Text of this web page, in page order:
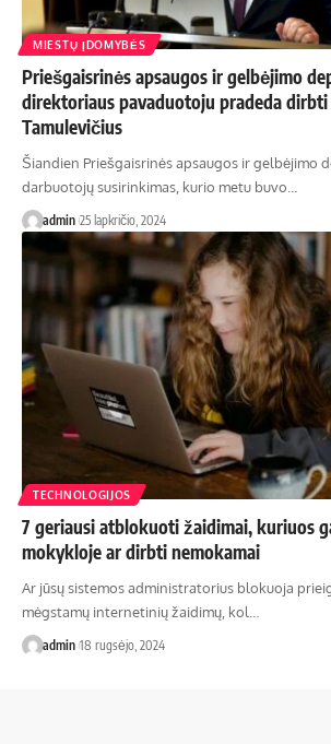
MIESTŲ ĮDOMYBĖS
Priešgaisrinės apsaugos ir gelbėjimo
direktoriaus pavaduotoju pradeda dirbti
Tamulevičius
Šiandien Priešgaisrinės apsaugos ir gelbėjimo
darbuotojų susirinkimas, kurio metu buvo…
admin 25 lapkričio, 2024
TECHNOLOGIJOS
7 geriausi atblokuoti žaidimai, kuriuos
mokykloje ar dirbti nemokamai
Ar jūsų sistemos administratorius blokuoja
mėgstamų internetinių žaidimų, kol…
admin 18 rugsėjo, 2024